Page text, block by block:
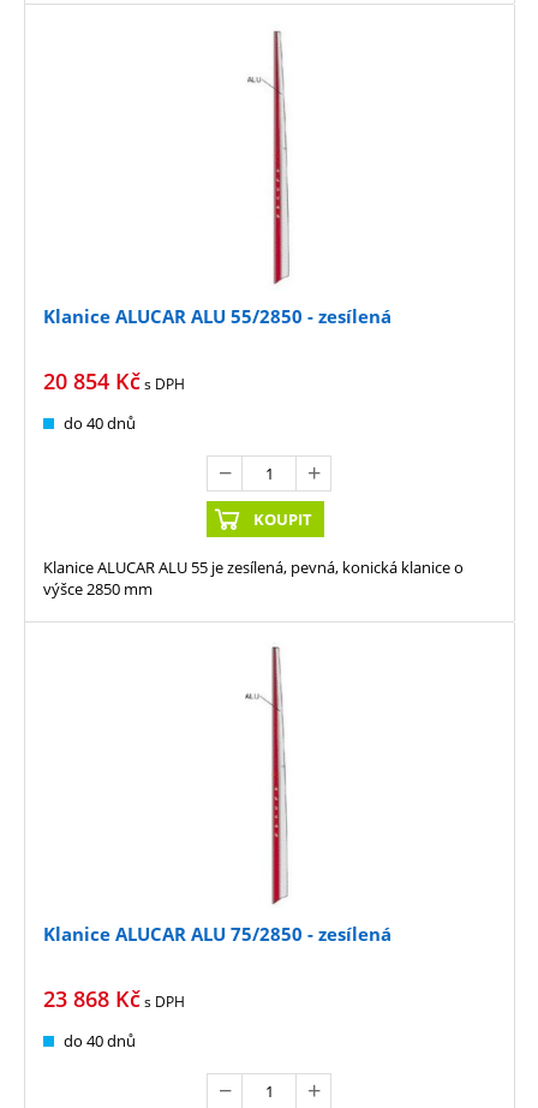
Klanice ALUCAR ALU 55/2850 - zesílená
20 854 Kčs DPH
do 40 dnů
KOUPIT
Klanice ALUCAR ALU 55 je zesílená, pevná, konická klanice o
výšce 2850 mm
Klanice ALUCAR ALU 75/2850 - zesílená
23 868 Kčs DPH
do 40 dnů